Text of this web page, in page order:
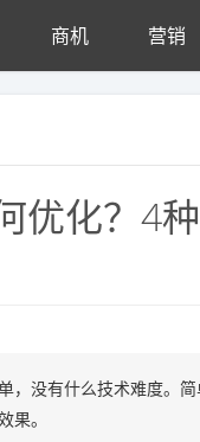
商机 营销
优化？4
，没有什么技术难度。
果。